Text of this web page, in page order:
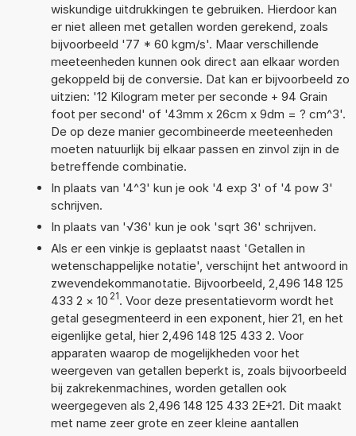
wiskundige uitdrukkingen te gebruiken. Hierdoor kan
er niet alleen met getallen worden gerekend, zoals
bijvoorbeeld '77 * 60 kgm/s'. Maar verschillende
meeteenheden kunnen ook direct aan elkaar worden
gekoppeld bij de conversie. Dat kan er bijvoorbeeld zo
uitzien: '12 Kilogram meter per seconde + 94 Grain
foot per second' of '43mm x 26cm x 9dm = ? cm^3'.
De op deze manier gecombineerde meeteenheden
moeten natuurlijk bij elkaar passen en zinvol zijn in de
betreffende combinatie.
In plaats van '4^3' kun je ook '4 exp 3' of '4 pow 3'
schrijven.
In plaats van '√36' kun je ook 'sqrt 36' schrijven.
Als er een vinkje is geplaatst naast 'Getallen in
wetenschappelijke notatie', verschijnt het antwoord in
zwevendekommanotatie. Bijvoorbeeld, 2,496 148 125
433 2 × 10 21. Voor deze presentatievorm wordt het
getal gesegmenteerd in een exponent, hier 21, en het
eigenlijke getal, hier 2,496 148 125 433 2. Voor
apparaten waarop de mogelijkheden voor het
weergeven van getallen beperkt is, zoals bijvoorbeeld
bij zakrekenmachines, worden getallen ook
weergegeven als 2,496 148 125 433 2E+21. Dit maakt
met name zeer grote en zeer kleine aantallen